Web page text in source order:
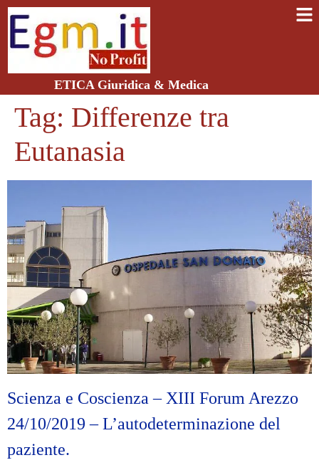
ETICA Giuridica & Medica
Tag: Differenze tra
Eutanasia
Scienza e Coscienza – XIII Forum Arezzo
24/10/2019 – L’autodeterminazione del
paziente.